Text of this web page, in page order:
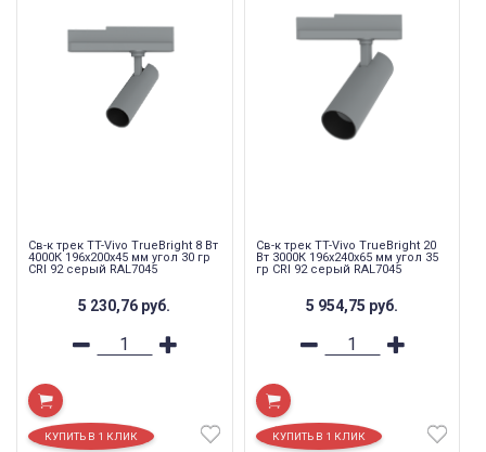
Св-к трек TT-Vivo TrueBright 8 Вт
4000К 196x200x45 мм угол 30 гр
CRI 92 серый RAL7045
5 230,76 руб.
Св-к трек TT-Vivo TrueBright 20
Вт 3000К 196х240х65 мм угол 35
гр CRI 92 серый RAL7045
5 954,75 руб.